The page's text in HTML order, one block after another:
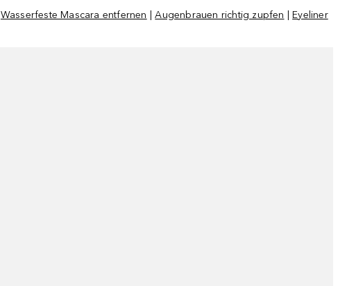
Wasserfeste Mascara entfernen |Augenbrauen richtig zupfen |Eyeliner